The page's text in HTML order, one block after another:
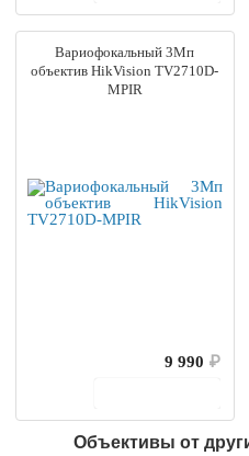
Вариофокальный 3Мп
объектив HikVision TV2710D-
MPIR
9 990 ₽
Объективы от